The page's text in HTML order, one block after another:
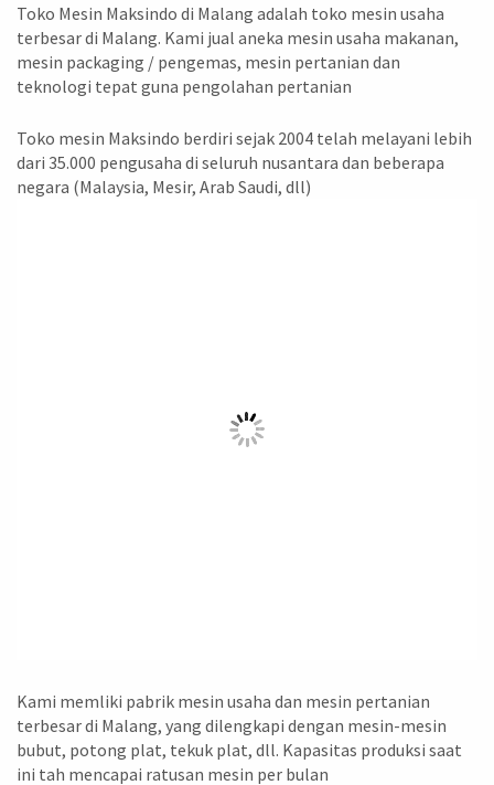
Toko Mesin Maksindo di Malang adalah toko mesin usaha
terbesar di Malang. Kami jual aneka mesin usaha makanan,
mesin packaging / pengemas, mesin pertanian dan
teknologi tepat guna pengolahan pertanian
Toko mesin Maksindo berdiri sejak 2004 telah melayani lebih
dari 35.000 pengusaha di seluruh nusantara dan beberapa
negara (Malaysia, Mesir, Arab Saudi, dll)
Kami memliki pabrik mesin usaha dan mesin pertanian
terbesar di Malang, yang dilengkapi dengan mesin-mesin
bubut, potong plat, tekuk plat, dll. Kapasitas produksi saat
ini tah mencapai ratusan mesin per bulan